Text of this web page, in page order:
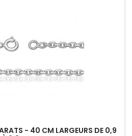
- 40 CM LARGEURS DE 0,9